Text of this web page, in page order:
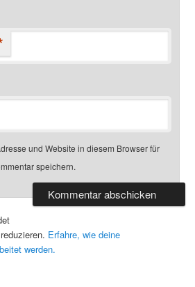
und Website in diesem Browser für
speichern.
Erfahre, wie deine
werden.